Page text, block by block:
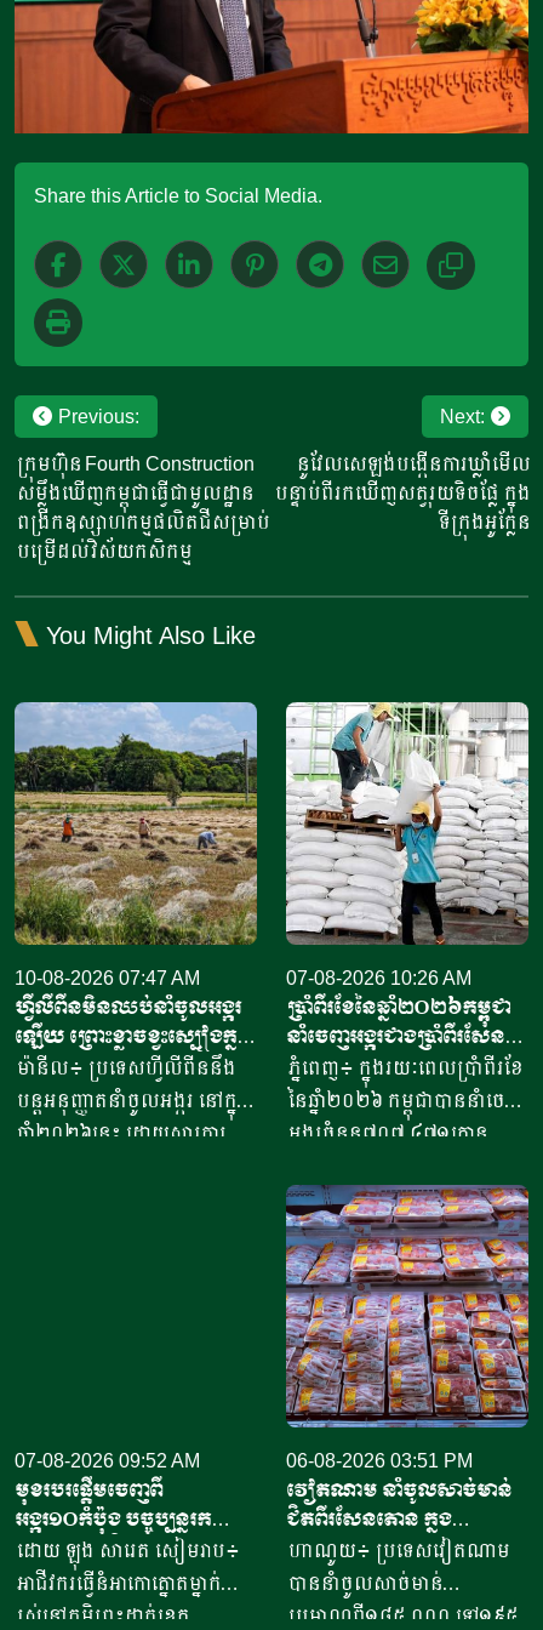
Share this Article to Social Media.
Post
navigation
Previous:
ក្រុមហ៊ុន Fourth Construction​
សម្លឹងឃើញកម្ពុជាធ្វើជាមូលដ្ឋាន​​​
ពង្រីកឧស្សាហកម្មផលិតជីសម្រាប់
បម្រើដល់​វិស័យកសិកម្ម​
Next:
នូវែលសេឡង់បង្កើនការឃ្លាំមើល
បន្ទាប់ពីរកឃើញសត្វរុយទិចផ្លែ ក្នុង
ទីក្រុងអូក្លែន
You Might Also Like
10-08-2026 07:47 AM
ហ្វីលីពីនមិនឈប់នាំចូលអង្ករ
ឡើយ ព្រោះខ្លាចខ្វះស្បៀងក្នុង
ស្រុក បង្កឡើងដោយ
បាតុភូតអែលនីញ៉ូ
ម៉ានីល៖ ប្រទេសហ្វីលីពីននឹង
បន្តអនុញ្ញាតនាំចូលអង្ករ នៅក្នុង
ឆ្នាំ២០២៦នេះ ដោយសារការ
ការផ្គត់ផ្គង់ក្នុងស្រុកបានត្រឹមតែ
១២,៤០លានតោន ដូច្នេះ
រដ្ឋាភិបាលហ្វីលីពីន មានផែនការ
បង្កើតប្រភពស្បៀងបម្រុង និង
ប្រមូលទិញស្រូវក្នុងស្រុក
ចំនួន៥០០ ០០០តោន ដើម្បី
07-08-2026 10:26 AM
ប្រាំពីរខែនៃឆ្នាំ​២០២៦កម្ពុជា
នាំចេញអង្ករជាងប្រាំពីរសែន​
តោន គិតជាទឹកប្រាក់​
ជាង៤១៥លានដុល្លារ
ភ្នំពេញ៖ ក្នុងរយៈពេលប្រាំពីរខែ
នៃឆ្នាំ២០២៦ កម្ពុជាបាននាំចេញ
អង្ករចំនួន៧០៧ ៤៧១តោន​
ចំនួន៦១ក្រុមហ៊ុន ដោយនាំ
ចេញទៅកាន់គោលដៅចំនួន៦៦
ដែលក្នុងនោះទៅកាន់បណ្តា
ប្រទេសនៅក្នុងតំបន់អឺរ៉ុប
ចំនួន៣៣ ​បានបរិមាណអង្ករ
ចំនួន២០៧ ១៥៧តោន គិតជា
ទឹកប្រាក់ចំនួន១៥៦,៤៥​លាន
ដុល្លារ។ ឧកញ៉ា ឡាយ ឈុនហួ
ប្រធានសហព័ន្ធស្រូវអង្ករកម្ពុជា
បានមានប្រសាសន៍ថា ការនាំ
ចេញអង្ករសម្រាប់ឆ្នាំ២០២៦នេះ
នឹងសម្រេចបានជោគជ័យតាម
ផែនការ ហើយ​មិនមានបញ្ហាអ្វី
ចោទនោះទេ ជាពិសេស ស្រប
07-08-2026 09:52 AM
មុខរបរផ្តើមចេញពី
អង្ករ១០កំប៉ុង​ បច្ចុប្បន្ន​រក
ចំណូលបាន​ជិត១០លានរៀល
ក្នុងមួយថ្ងៃ
ដោយ ឡុង សារេត​ សៀមរាប៖ ​
អាជីវករ​​ធ្វើនំអាកោត្នោត​ម្នាក់
រស់នៅភូមិព្រះដាក់ខេត្ត
06-08-2026 03:51 PM
វៀតណាម នាំចូលសាច់មាន់
ជិតពីរសែនតោន ក្នុង
ឆមាសទី១ ដោយភាគច្រើននាំ
ចូលពីអាម៉េរិក
ហាណូយ៖ ប្រទេសវៀតណាម
បាននាំចូលសាច់មាន់
ប្រមាណពី១៨៥ ០០០ ទៅ១៩៥